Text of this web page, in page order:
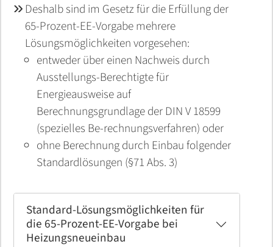
Deshalb sind im Gesetz für die Erfüllung der
65-Prozent-EE-Vorgabe mehrere
Lösungsmöglichkeiten vorgesehen:
entweder über einen Nachweis durch
Ausstellungs-Berechtigte für
Energieausweise auf
Berechnungsgrundlage der DIN V 18599
(spezielles Be-rechnungsverfahren) oder
ohne Berechnung durch Einbau folgender
Standardlösungen (§71 Abs. 3)
Standard-Lösungsmöglichkeiten für
die 65-Prozent-EE-Vorgabe bei
Heizungsneueinbau